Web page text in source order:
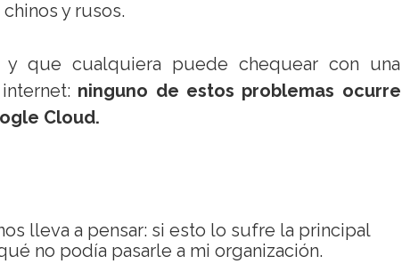
y rusos.
y que cualquiera puede chequear con una
ninguno de estos problemas ocurre
Cloud.
lleva a pensar: si esto lo sufre la principal
no podía pasarle a mi organización.